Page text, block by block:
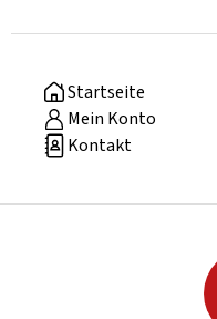
Startseite
Mein Konto
Kontakt